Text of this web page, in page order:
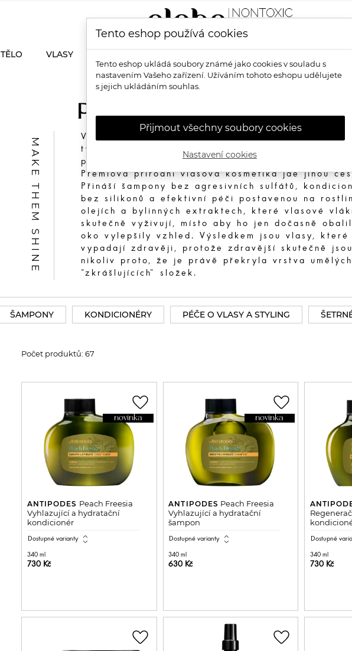
TĚLO VLASY
Přírodní vlasová
MAKE THEM SHINE
Vlasy denně čelí teplu, stylingu, znečištěnému
tvrdé vodě z kohoutku – a konvenční vlasové
plné syntetických složek je této zátěže málokdy
Prémiová přírodní vlasová kosmetika jde jinou
Přináší šampony bez agresivních sulfátů,
bez silikonů a efektivní péči postavenou na
olejích a bylinných extraktech, které vlasové
skutečně vyživují, místo aby ho jen dočasně
oko vylepšily vzhled. Výsledkem jsou vlasy, které
vypadají zdravěji, protože zdravější skutečně
nikoliv proto, že je právě překryla vrstva umělých
"zkrášlujících" složek.
ŠAMPONY KONDICIONÉRY PÉČE O VLASY A STYLING
Počet produktů: 67
ANTIPODES Peach Freesia
Vyhlazující a hydratační
kondicionér
Dostupné varianty expand_all
340 ml
730 Kč
novinka
favorite_border
ANTIPODES Peach Freesia
Vyhlazující a hydratační
šampon
Dostupné varianty expand_all
340 ml
630 Kč
novinka
favorite_border
Dostupné
340 ml
730 Kč
favorite_border favorite_border
Tento eshop používá cookies
Tento eshop ukládá soubory známé jako cookies v souladu s
nastavením Vašeho zařízení. Užíváním tohoto eshopu udělujete
s jejich ukládáním souhlas.
Přijmout všechny soubory cookies
Nastavení cookies